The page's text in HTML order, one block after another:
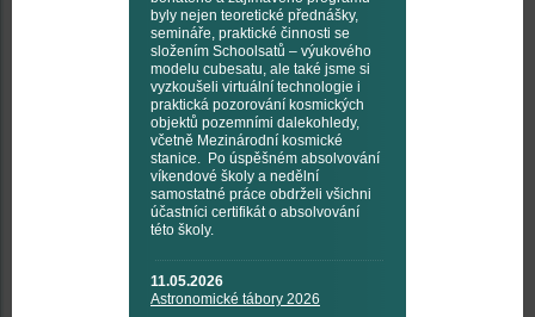
byly nejen teoretické přednášky,
semináře, praktické činnosti se
složením Schoolsatů – výukového
modelu cubesatu, ale také jsme si
vyzkoušeli virtuální technologie i
praktická pozorování kosmických
objektů pozemními dalekohledy,
včetně Mezinárodní kosmické
stanice. Po úspěšném absolvování
víkendové školy a nedělní
samostatné práce obdrželi všichni
účastníci certifikát o absolvování
této školy.
11.05.2026
Astronomické tábory 2026